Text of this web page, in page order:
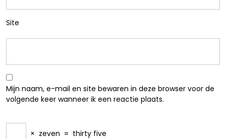
Site
Mijn naam, e-mail en site bewaren in deze browser voor de
volgende keer wanneer ik een reactie plaats.
× zeven = thirty five